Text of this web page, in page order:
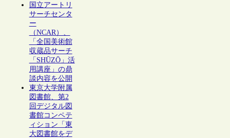
国立アートリ
サーチセンタ
ー
（NCAR）、
「全国美術館
収蔵品サーチ
「SHŪZŌ」活
用講座」の鼎
談内容を公開
東京大学附属
図書館、第2
回デジタル図
書館コンペテ
ィション「東
大図書館をデ